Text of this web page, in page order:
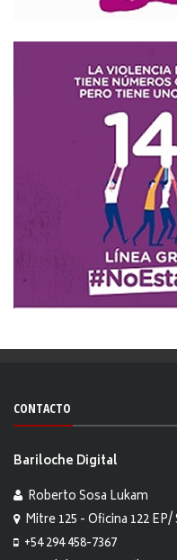
CONTACTO
Bariloche Digital
Roberto Sosa Lukam
Mitre 125 - Oficina 122
+54 294 458-7367